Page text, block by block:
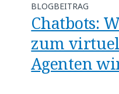
BLOGBEITRAG
Chatbots:
zum
Agenten